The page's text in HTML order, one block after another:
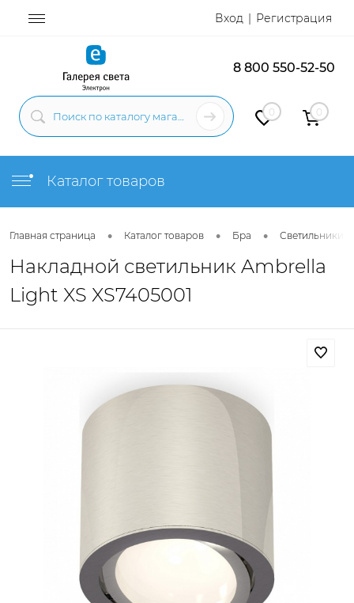
Вход Регистрация
8 800 550-52-50
0 0
Каталог товаров
Главная страница • Каталог товаров • Бра • Светильники
Накладной светильник Ambrella
Light XS XS7405001